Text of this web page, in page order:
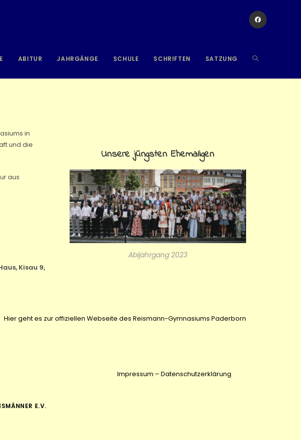
ABITUR JAHRGÄNGE SCHULE SCHRIFTEN SATZUNG
in
und die
aus
Kisau 9,
Unsere jüngsten Ehemaligen
Abijahrgang 2023
Hier geht es zur offiziellen Webseite des Reismann-Gymnasiums Paderborn
Impressum – Datenschutzerklärung
E.V.